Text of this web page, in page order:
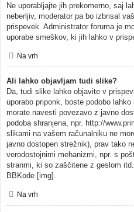
Ne uporabljajte jih prekomerno, saj
neberljiv, moderator pa bo izbrisal
prispevek. Administrator foruma je
uporabe smeškov, ki jih lahko v
Na vrh
Ali lahko objavljam tudi slike?
Da, tudi slike lahko objavite v
uporabo priponk, boste podobo
morate navesti povezavo z javno
podoba shranjena, npr. http://
slikami na vašem računalniku ne
javno dostopen strežnik), prav tako
verodostojnimi mehanizmi, npr. s
stranmi, ki so zaščitene z geslom
BBKode [img].
Na vrh